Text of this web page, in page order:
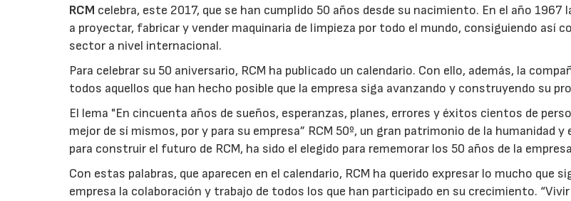
RCM celebra, este 2017, que se han cumplido 50 años desde su nacimiento. En el año 1967
a proyectar, fabricar y vender maquinaria de limpieza por todo el mundo, consiguiendo así
sector a nivel internacional.
Para celebrar su 50 aniversario, RCM ha publicado un calendario. Con ello, además, la
todos aquellos que han hecho posible que la empresa siga avanzando y construyendo su
El lema "En cincuenta años de sueños, esperanzas, planes, errores y éxitos cientos de
mejor de sí mismos, por y para su empresa” RCM 50º, un gran patrimonio de la humanidad
para construir el futuro de RCM, ha sido el elegido para rememorar los 50 años de la
Con estas palabras, que aparecen en el calendario, RCM ha querido expresar lo mucho que
empresa la colaboración y trabajo de todos los que han participado en su crecimiento.